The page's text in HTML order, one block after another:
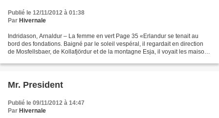
Publié le 12/11/2012 à 01:38
Par Hivernale
Indridason, Arnaldur – La femme en vert Page 35 «Erlandur se tenait au
bord des fondations. Baigné par le soleil vespéral, il regardait en direction
de Mosfellsbaer, de Kollafjördur et de la montagne Esja, il voyait les maisons
Mr. President
Publié le 09/11/2012 à 14:47
Par Hivernale